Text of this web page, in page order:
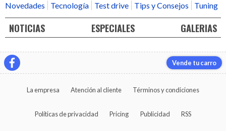
Novedades
Tecnología Test drive Tips y Consejos Tuning
NOTICIAS ESPECIALES GALERIAS
Vende tu carro
La empresa Atención al cliente Términos y condiciones
Políticas de privacidad Pricing Publicidad RSS